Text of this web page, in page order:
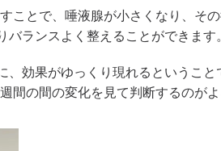
ことで、唾液腺が小さくなり、そ
ランスよく整えることができます。
効果がゆっくり現れるというこ
の間の変化を見て判断するのがよ